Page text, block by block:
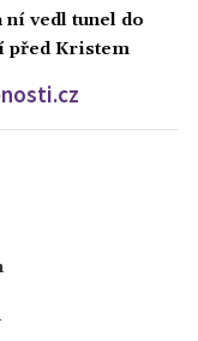
ní vedl tunel do
před Kristem